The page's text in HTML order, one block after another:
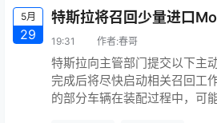
5月
29
特斯拉将召回少量进口
19:31 作者:春哥
特斯拉向主管部门提交以下主
完成后将尽快启动相关召回工
的部分车辆在装配过程中，可